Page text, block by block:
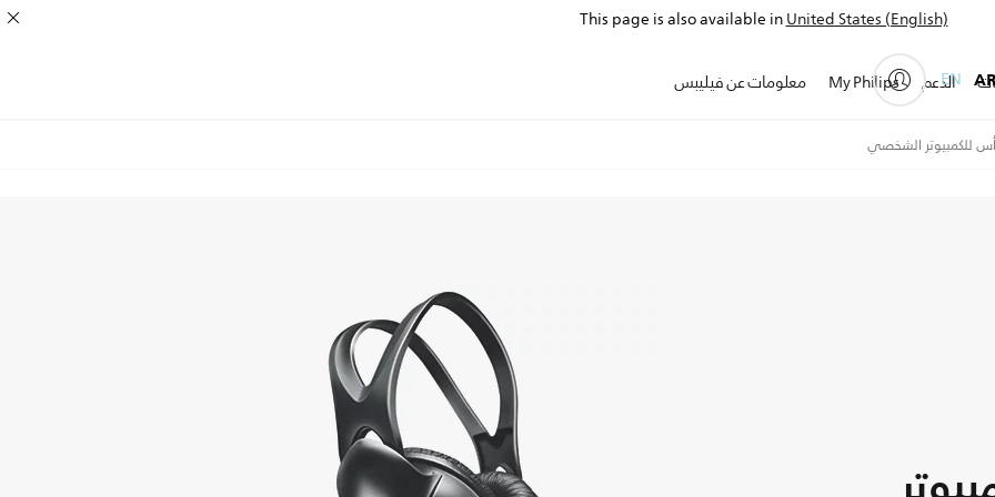
This page is also available inUnited States (English)
الدعم My Philips معلومات عن فيليبس EN
للكمبيوتر الشخصي